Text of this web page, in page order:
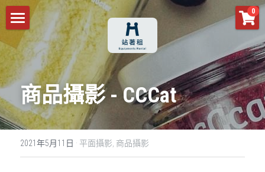
0
首頁
商品
所有商品分類
活動設備
音響
攝影輔助設備
預約須知
客服預約
作品分享
商品攝影 - CCCat
2021年5月11日 · 平面攝影, 商品攝影
×
商品分類
所有商品分類